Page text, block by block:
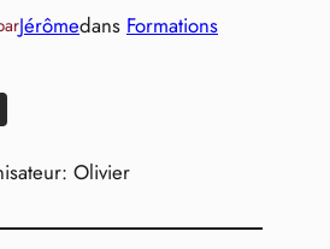
Jérômedans Formations
Olivier